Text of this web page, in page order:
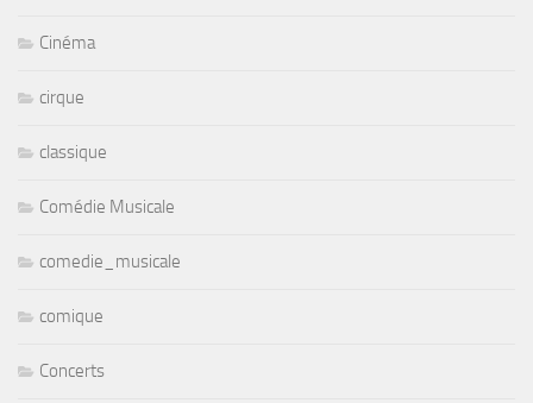
Cinéma
cirque
classique
Comédie Musicale
comedie_musicale
comique
Concerts